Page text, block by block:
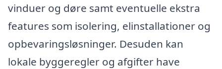
vinduer og døre samt eventuelle ekstra
features som isolering, elinstallationer og
opbevaringsløsninger. Desuden kan
lokale byggeregler og afgifter have